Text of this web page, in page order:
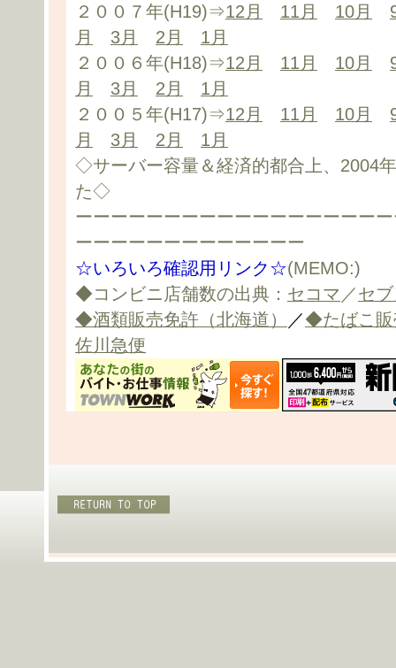
２００７年(H19)⇒12月 11月 10月
月
3月 2月
1月
２００６年(H18)⇒12月 11月 10月
月
3月 2月
1月
２００５年(H17)⇒12月 11月 10月
月
3月 2月
1月
◇サーバー容量＆経済的都合上、2004
た◇
ーーーーーーーーーーーーーーーーー
ーーーーーーーーーーーーー
☆いろいろ確認用リンク☆(MEMO:)
◆コンビニ店舗数の出典： セコマ ／セ
◆酒類販売免許（北海道）
／◆たばこ販
佐川急便